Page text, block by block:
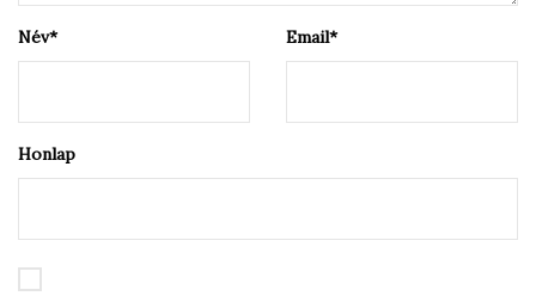
Név* Email*
Honlap